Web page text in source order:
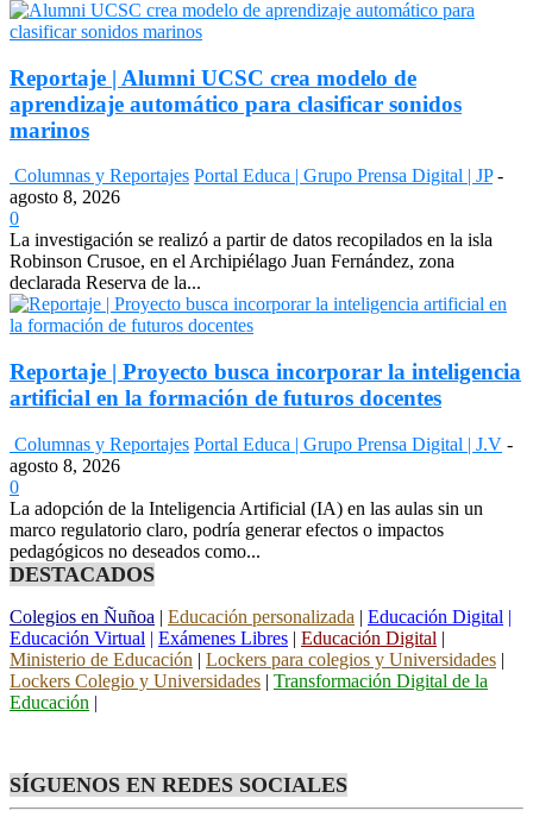
Reportaje | Alumni UCSC crea modelo de
aprendizaje automático para clasificar sonidos
marinos
Columnas y Reportajes Portal Educa | Grupo Prensa Digital | JP -
agosto 8, 2026
0
La investigación se realizó a partir de datos recopilados en la isla
Robinson Crusoe, en el Archipiélago Juan Fernández, zona
declarada Reserva de la...
Reportaje | Proyecto busca incorporar la inteligencia
artificial en la formación de futuros docentes
Columnas y Reportajes Portal Educa | Grupo Prensa Digital | J.V -
agosto 8, 2026
0
La adopción de la Inteligencia Artificial (IA) en las aulas sin un
marco regulatorio claro, podría generar efectos o impactos
pedagógicos no deseados como...
DESTACADOS
Colegios en Ñuñoa | Educación personalizada | Educación Digital |
Educación Virtual | Exámenes Libres | Educación Digital |
Ministerio de Educación | Lockers para colegios y Universidades |
Lockers Colegio y Universidades | Transformación Digital de la
Educación |
SÍGUENOS EN REDES SOCIALES